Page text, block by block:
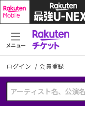
ログイン /会員登録
メニュー